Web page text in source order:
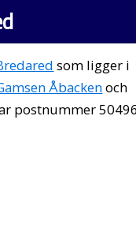
som ligger i
Åbackenoch
postnummer